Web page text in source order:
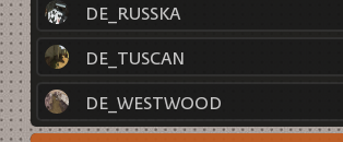
DE_RUSSKA
DE_TUSCAN
DE_WESTWOOD